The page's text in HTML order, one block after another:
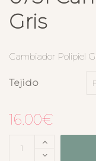
Gris
Cambiador Polipiel
Tejido
16.00€